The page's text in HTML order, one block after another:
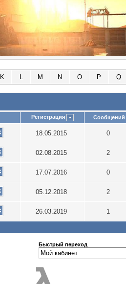
K L M N O P Q
Регистрация Сообщений
18.05.2015 0
02.08.2015 2
17.07.2016 0
05.12.2018 2
26.03.2019 1
Быстрый переход